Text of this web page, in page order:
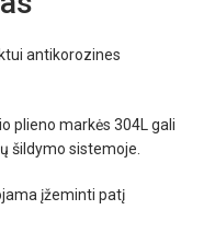
antikorozines
plieno markės 304L gali
šildymo sistemoje.
įžeminti patį